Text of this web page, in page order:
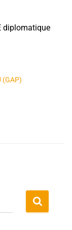
diplomatique
(GAP)